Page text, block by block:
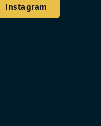
instagram